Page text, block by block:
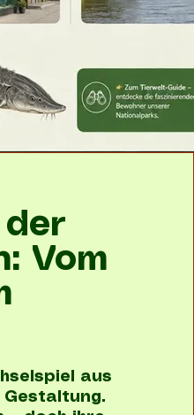
der
Vom
aus